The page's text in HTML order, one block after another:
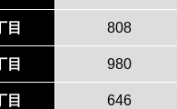
目 808
目 980
目 646